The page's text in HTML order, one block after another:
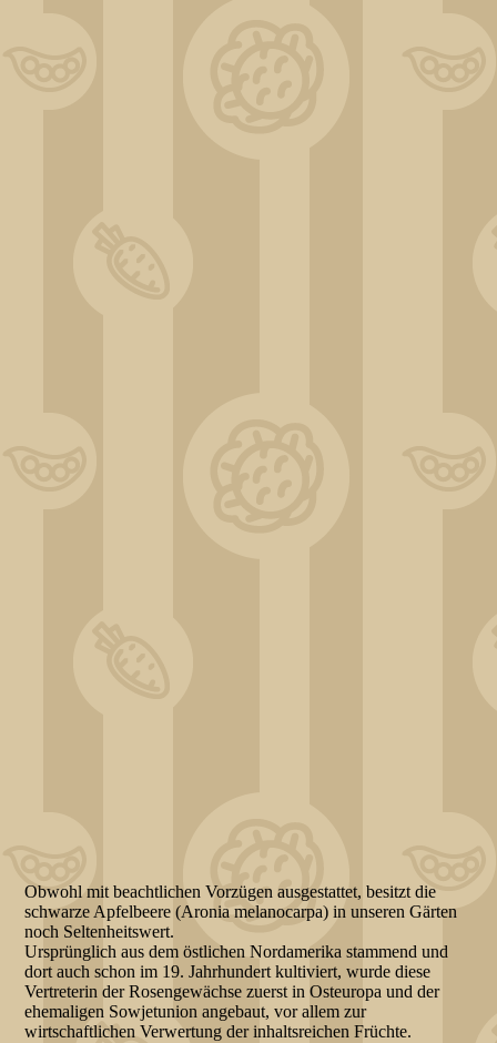
Obwohl mit beachtlichen Vorzügen ausgestattet, besitzt die
schwarze Apfelbeere (Aronia melanocarpa) in unseren Gärten
noch Seltenheitswert.
Ursprünglich aus dem östlichen Nordamerika stammend und
dort auch schon im 19. Jahrhundert kultiviert, wurde diese
Vertreterin der Rosengewächse zuerst in Osteuropa und der
ehemaligen Sowjetunion angebaut, vor allem zur
wirtschaftlichen Verwertung der inhaltsreichen Früchte.